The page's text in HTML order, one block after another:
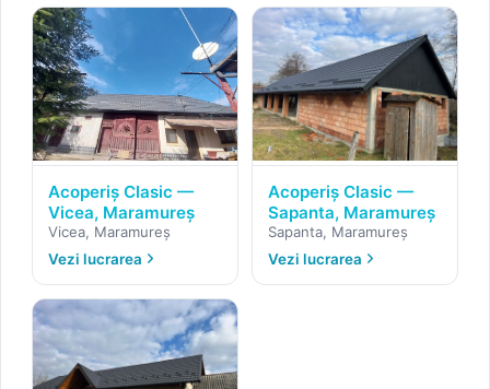
Acoperiș Clasic —
Vicea, Maramureș
Vicea, Maramureș
Vezi lucrarea
Acoperiș Clasic —
Sapanta, Maramureș
Sapanta, Maramureș
Vezi lucrarea